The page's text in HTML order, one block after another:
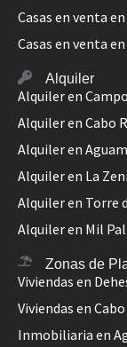
Casas en venta
Casas en venta
Alquiler
Alquiler en
Alquiler en Cabo
Alquiler en
Alquiler en La
Alquiler en Torre
Alquiler en Mil
Zonas de
Viviendas en
Viviendas en
Inmobiliaria en